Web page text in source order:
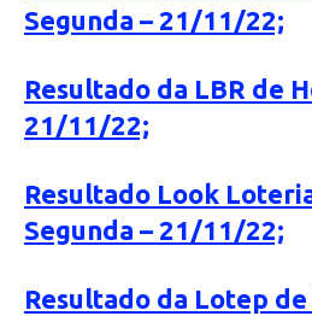
Segunda – 21/11/22;
Resultado da LBR de
21/11/22;
Resultado Look
Segunda – 21/11/22;
Resultado da Lotep de